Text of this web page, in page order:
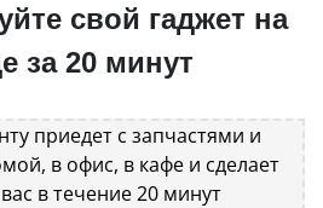
свой гаджет на
за 20 минут
приедет с запчастями и
в офис, в кафе и сделает
в течение 20 минут